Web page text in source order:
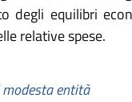
degli equilibri
relative spese.
entità